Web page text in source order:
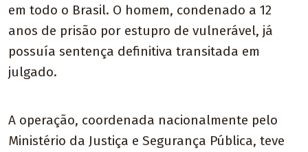
em todo o Brasil. O homem, condenado a 12
anos de prisão por estupro de vulnerável, já
possuía sentença definitiva transitada em
julgado.
A operação, coordenada nacionalmente pelo
Ministério da Justiça e Segurança Pública, teve